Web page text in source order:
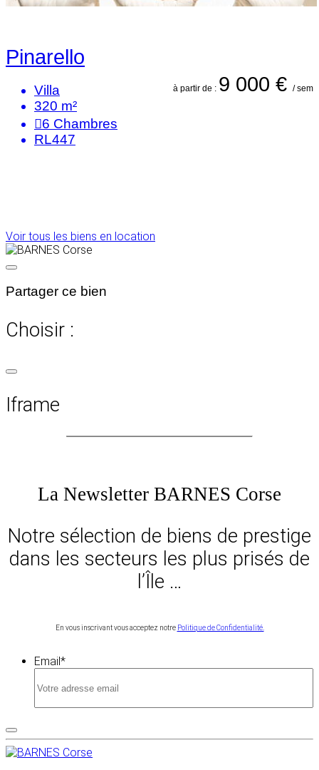
Pinarello
à partir de : 9 000 € / sem
Villa
320 m²
6 Chambres
RL447
Voir tous les biens en location
Partager ce bien
Choisir :
Iframe
La Newsletter BARNES Corse
Notre sélection de biens de prestige
dans les secteurs les plus prisés de
l’Île …
En vous inscrivant vous acceptez notre Politique de Confidentialité.
Email*